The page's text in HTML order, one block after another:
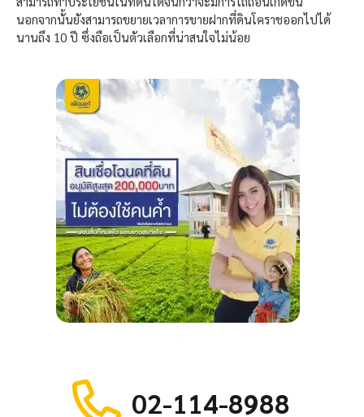
นอกจากนั้นยังสามารถขยายเวลาการขายฝากที่ดินโคราชออกไปได้
นานถึง 10 ปี ซึ่งถือเป็นตัวเลือกที่น่าสนใจไม่น้อย
02-114-8988